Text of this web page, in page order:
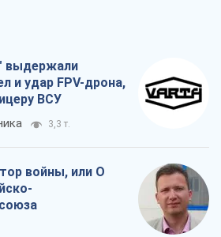
выдержали
и удар FPV-дрона,
ВСУ
3,3 т.
войны, или О